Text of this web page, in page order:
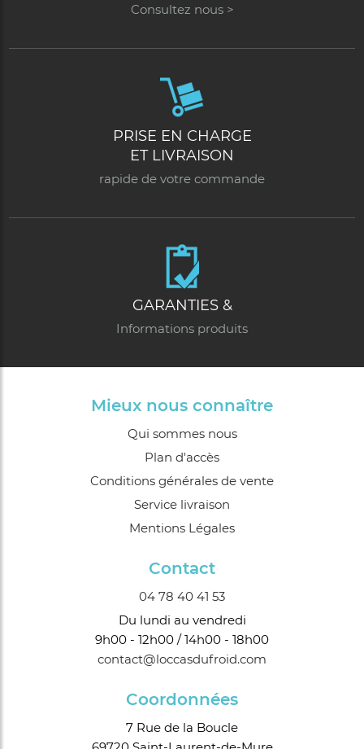
Consultez nous >
PRISE EN CHARGE
ET LIVRAISON
rapide de votre commande
GARANTIES &
Informations produits
Mieux nous connaître
Qui sommes nous
Plan d'accès
Conditions générales de vente
Service livraison
Mentions Légales
Contact
04 78 40 41 53
Du lundi au vendredi
9h00 - 12h00 / 14h00 - 18h00
contact@loccasdufroid.com
Coordonnées
7 Rue de la Boucle